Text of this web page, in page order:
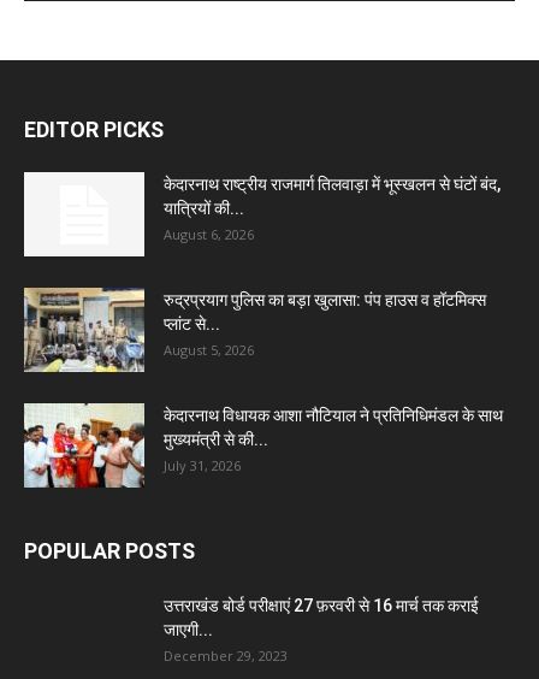
EDITOR PICKS
केदारनाथ राष्ट्रीय राजमार्ग तिलवाड़ा में भूस्खलन से घंटों बंद,
यात्रियों की...
August 6, 2026
रुद्रप्रयाग पुलिस का बड़ा खुलासा: पंप हाउस व हॉटमिक्स
प्लांट से...
August 5, 2026
केदारनाथ विधायक आशा नौटियाल ने प्रतिनिधिमंडल के साथ
मुख्यमंत्री से की...
July 31, 2026
POPULAR POSTS
उत्तराखंड बोर्ड परीक्षाएं 27 फ़रवरी से 16 मार्च तक कराई
जाएगी...
December 29, 2023